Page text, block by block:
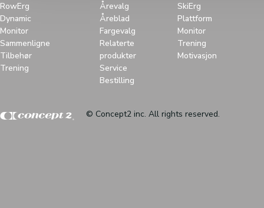
RowErg
Dynamic
Monitor
Sammenligne
Tilbehør
Trening
Årevalg
Åreblad
Fargevalg
Relaterte
produkter
Service
Bestilling
SkiErg
Plattform
Monitor
Trening
Motivasjon
© Concept2 inc. All rights reserved.